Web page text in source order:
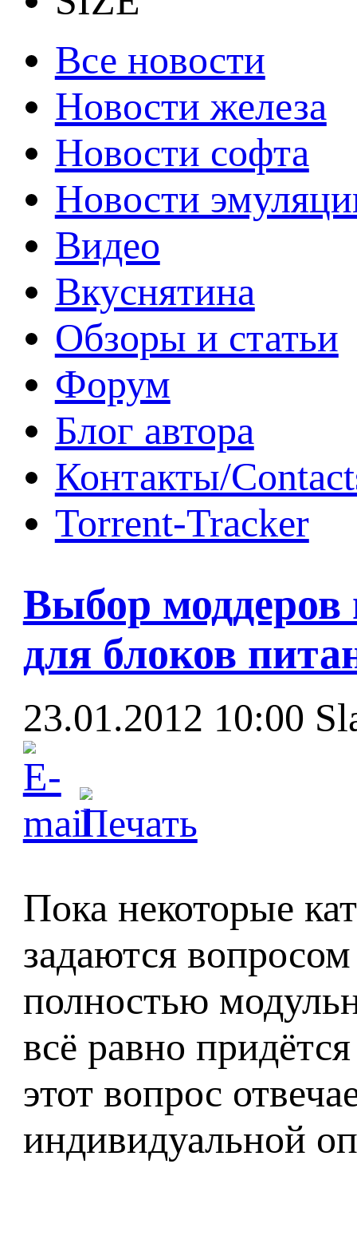
Все новости
Новости железа
Новости софта
Новости
Видео
Вкуснятина
Обзоры и статьи
Форум
Блог автора
Контакты/
Torrent-Tracker
Выбор моддеров
для блоков
23.01.2012 10:00
Пока некоторые
задаются
полностью
всё равно
этот вопрос
индивидуальной